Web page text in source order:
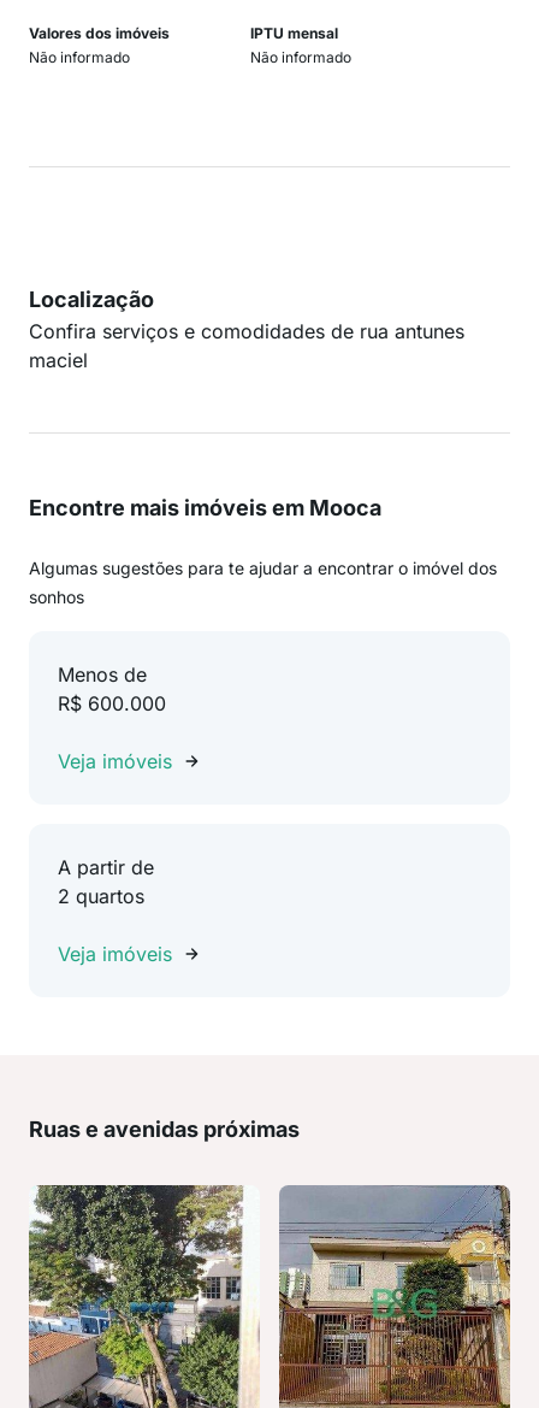
Valores dos imóveis
Não informado
IPTU mensal
Não informado
Localização
Confira serviços e comodidades de rua antunes
maciel
Encontre mais imóveis em Mooca
Algumas sugestões para te ajudar a encontrar o imóvel dos
sonhos
Menos de
R$ 600.000
Veja imóveis
A partir de
2 quartos
Veja imóveis
Ruas e avenidas próximas